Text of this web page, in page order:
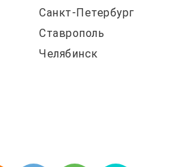
Санкт-Петербург
Ставрополь
Челябинск